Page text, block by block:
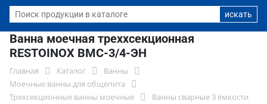
Ванна моечная треххсекционная
RESTOINOX ВМС-3/4-ЭН
Главная Каталог
Ванны
Моечные ванны для общепита
Трехсекционные ванны моечные
Ванны сварные 3 ёмкости